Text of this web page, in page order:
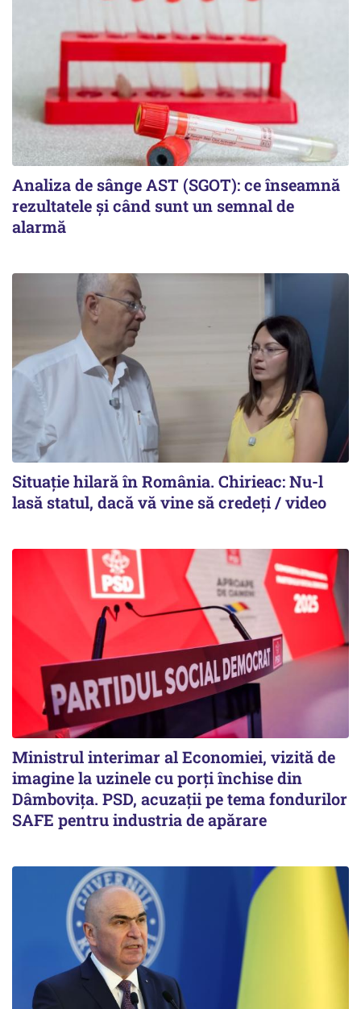
Analiza de sânge AST (SGOT): ce înseamnă
rezultatele și când sunt un semnal de
alarmă
Situație hilară în România. Chirieac: Nu-l
lasă statul, dacă vă vine să credeți / video
Ministrul interimar al Economiei, vizită de
imagine la uzinele cu porți închise din
Dâmbovița. PSD, acuzații pe tema fondurilor
SAFE pentru industria de apărare